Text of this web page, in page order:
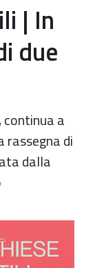
| In
due
a
rassegna di
dalla